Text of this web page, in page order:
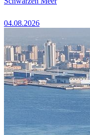
04.08.2026